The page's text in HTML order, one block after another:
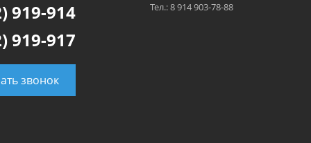
919-914
919-917
звонок
Тел.: 8 914 903-78-88